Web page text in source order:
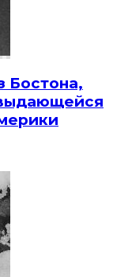
Бостона,